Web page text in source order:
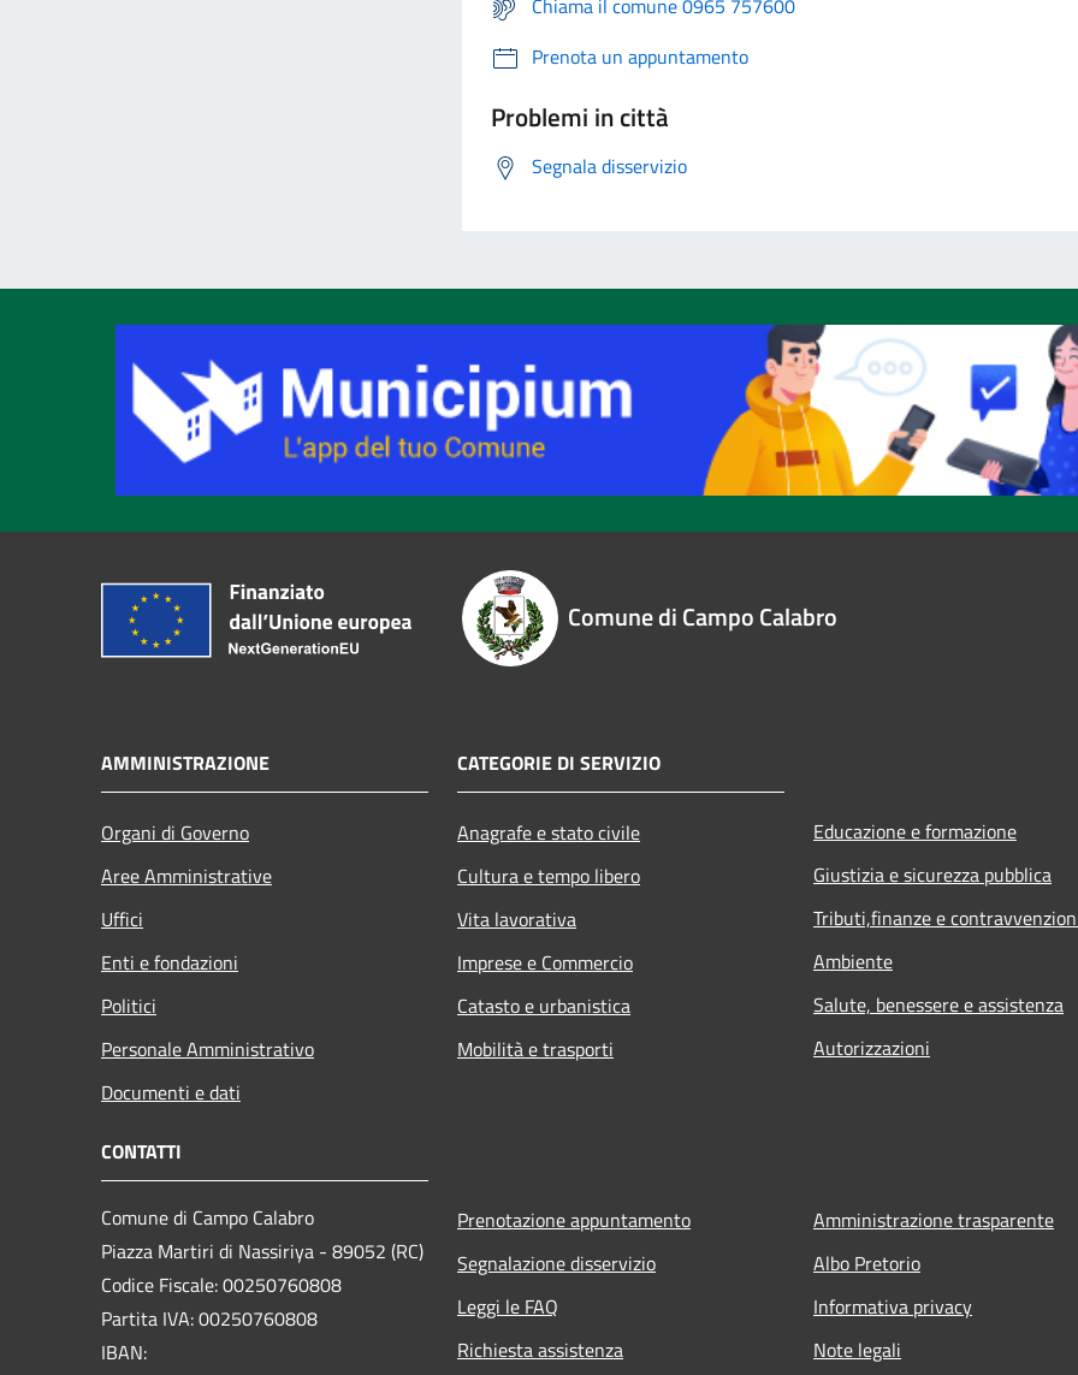
Prenota un appuntamento
Problemi in città
Segnala disservizio
Comune di Campo Calabro
AMMINISTRAZIONE
Organi di Governo
Aree Amministrative
Uffici
Enti e fondazioni
Politici
Personale Amministrativo
Documenti e dati
CATEGORIE DI SERVIZIO
Anagrafe e stato civile
Cultura e tempo libero
Vita lavorativa
Imprese e Commercio
Catasto e urbanistica
Mobilità e trasporti
Educazione e formazione
Giustizia e sicurezza pubblica
Tributi,finanze e
Ambiente
Salute, benessere e assistenza
Autorizzazioni
CONTATTI
Comune di Campo Calabro
Piazza Martiri di Nassiriya - 89052 (RC)
Codice Fiscale: 00250760808
Partita IVA: 00250760808
IBAN:
Prenotazione appuntamento
Segnalazione disservizio
Leggi le FAQ
Richiesta assistenza
Amministrazione trasparente
Albo Pretorio
Informativa privacy
Note legali